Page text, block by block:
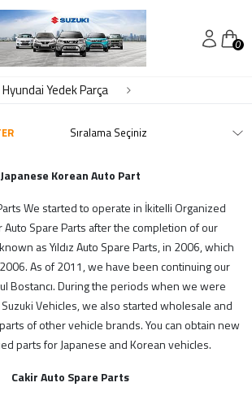
0
Hyundai Yedek Parça
Japanese Korean Auto Part
We started to operate in İkitelli Organized
Auto Spare Parts after the completion of our
as Yıldız Auto Spare Parts, in 2006, which
As of 2011, we have been continuing our
Bostancı. During the periods when we were
Vehicles, we also started wholesale and
of other vehicle brands. You can obtain new
parts for Japanese and Korean vehicles.
Cakir Auto Spare Parts